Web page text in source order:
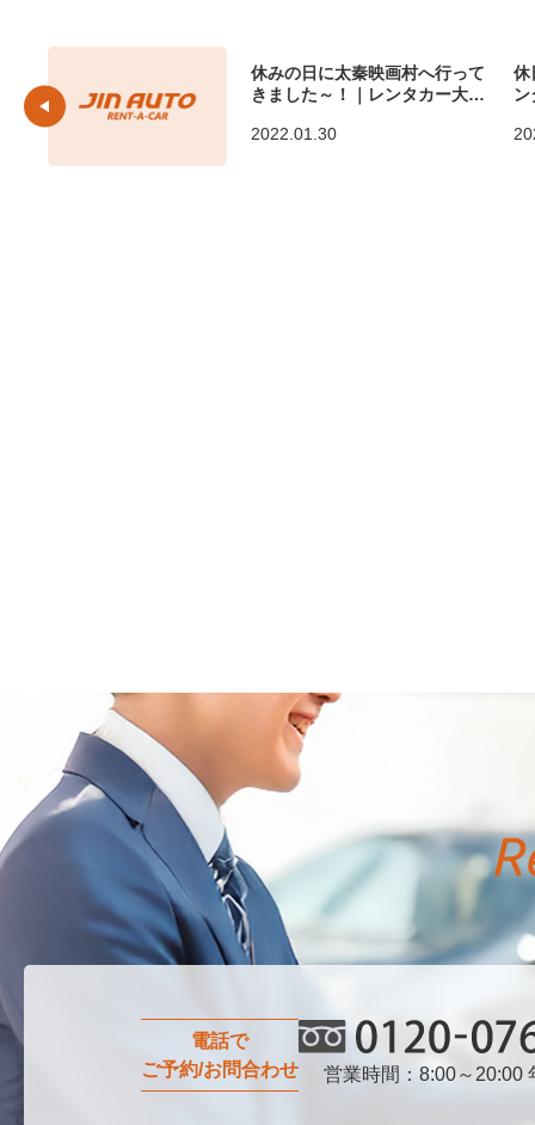
休みの日に太秦映画村へ行って
きました～！｜レンタカー大阪
2022.01.30
休
ン
電話で
ご予約/お問合わせ
0120-076-750
営業時間：8:00～20:00